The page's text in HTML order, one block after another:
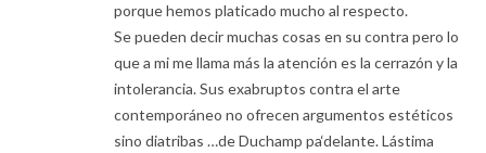
porque hemos platicado mucho al respecto.
Se pueden decir muchas cosas en su contra pero lo
que a mi me llama más la atención es la cerrazón y la
intolerancia. Sus exabruptos contra el arte
contemporáneo no ofrecen argumentos estéticos
sino diatribas …de Duchamp pa‘delante. Lástima